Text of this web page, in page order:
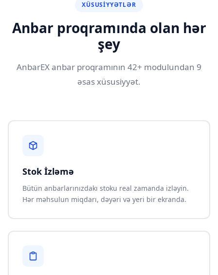
XÜSUSIYYƏTLƏR
Anbar proqramında olan hər
şey
AnbarEX anbar proqramının 42+ modulundan 9
əsas xüsusiyyət.
Stok İzləmə
Bütün anbarlarınızdakı stoku real zamanda izləyin.
Hər məhsulun miqdarı, dəyəri və yeri bir ekranda.